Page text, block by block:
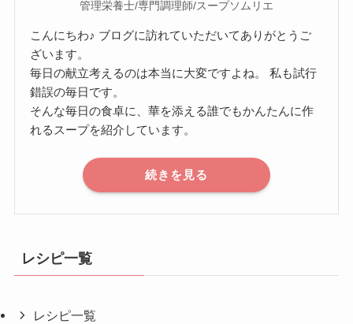
管理栄養士/専門調理師/スープソムリエ
こんにちわ♪ ブログに訪れていただいてありがとうご
ざいます。
毎日の献立考えるのは本当に大変ですよね。 私も試行
錯誤の毎日です。
そんな毎日の食卓に、華を添える誰でもかんたんに作
れるスープを紹介しています。
続きを見る
レシピ一覧
レシピ一覧